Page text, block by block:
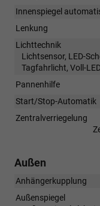
Innenspiegel
Lenkung
Lichttechnik
Lichtsensor, LED-
Tagfahrlicht, Voll-
Pannenhilfe
Start/Stop-Automatik
Zentralverriegelung
Außen
Anhängerkupplung
Außenspiegel